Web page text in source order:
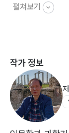
로… 66
II. 문명과 기술
제7장 고대의
로마… 92
펼쳐보기
작가 정보